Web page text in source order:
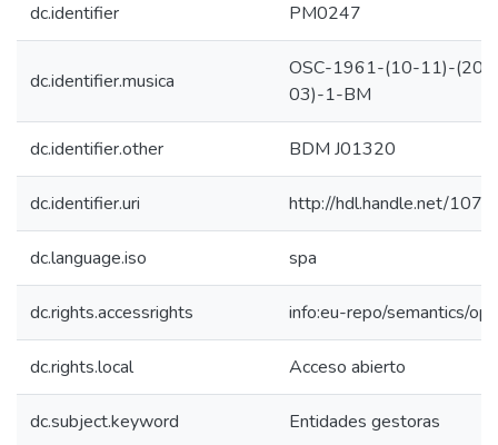
dc.identifier PM0247
dc.identifier.musica
OSC-1961-(10-11)-
03)-1-BM
dc.identifier.other BDM J01320
dc.identifier.uri http://hdl.handle.net/
dc.language.iso spa
dc.rights.accessrights info:eu-repo/semantics/
dc.rights.local Acceso abierto
dc.subject.keyword Entidades gestoras